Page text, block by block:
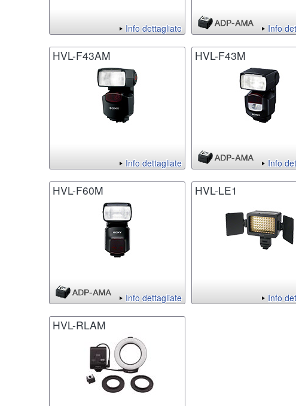
Info dettagliate Info
HVL-F43AM
Info dettagliate
HVL-F43M
Info
HVL-F60M
Info dettagliate
HVL-LE1
Info
HVL-RLAM